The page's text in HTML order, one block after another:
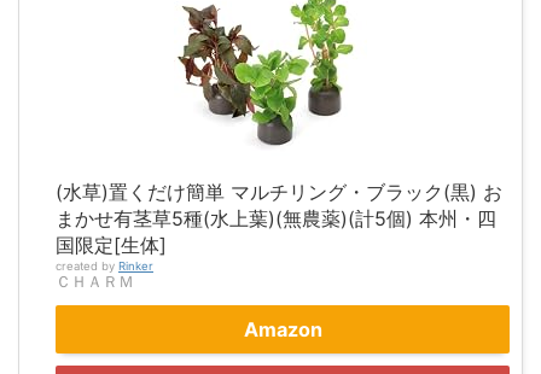
(水草)置くだけ簡単 マルチリング・ブラック(黒) お
まかせ有茎草5種(水上葉)(無農薬)(計5個) 本州・四
国限定[生体]
created by Rinker
ＣＨＡＲＭ
Amazon